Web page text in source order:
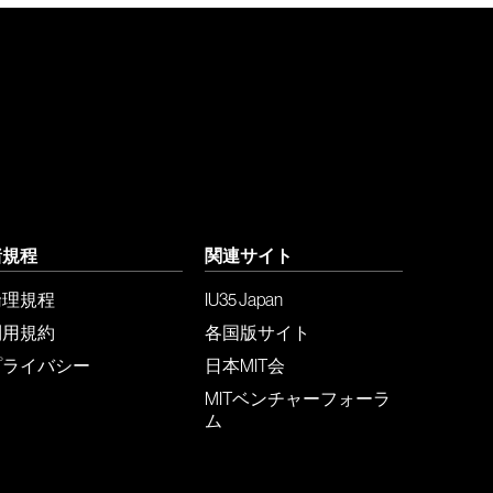
程
規程
規約
イバシー
関連サイト
IU35 Japan
各国版サイト
日本MIT会
MITベンチャーフォーラ
ム